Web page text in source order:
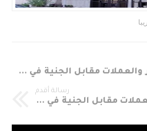
اسعار صرف الدولار والعملات مقابل الجنية في السودان اليوم الخميس 19-3-2020م
رسالة أقدم
اسعار صرف الدولار والعملات مقابل الجنية في السودان اليوم الأربعاء 18-3-2020م